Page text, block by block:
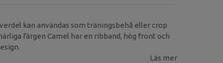
kan användas som träningsbehå eller crop
färgen Camel har en ribband, hög front och
Läs mer